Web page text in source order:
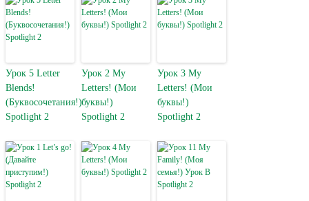
Урок 5 Letter
Blends!
(Буквосочетания!)
Spotlight 2
Урок 2 My
Letters! (Мои
буквы!)
Spotlight 2
Урок 3 My
Letters! (Мои
буквы!)
Spotlight 2